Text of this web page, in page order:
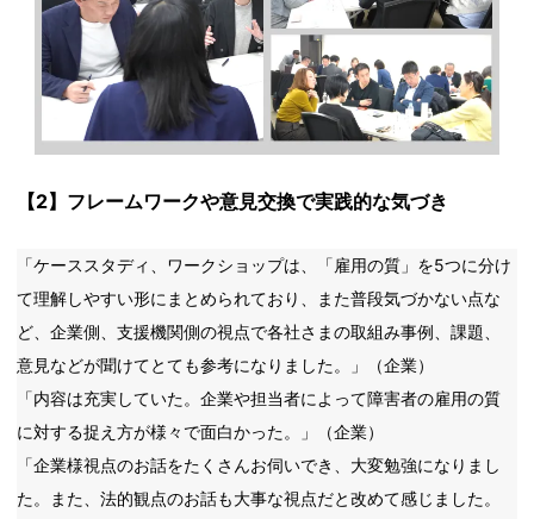
【2】フレームワークや意見交換で実践的な気づき
「ケーススタディ、ワークショップは、「雇用の質」を5つに分け
て理解しやすい形にまとめられており、また普段気づかない点な
ど、企業側、支援機関側の視点で各社さまの取組み事例、課題、
意見などが聞けてとても参考になりました。」（企業）
「内容は充実していた。企業や担当者によって障害者の雇用の質
に対する捉え方が様々で面白かった。」（企業）
「企業様視点のお話をたくさんお伺いでき、大変勉強になりまし
た。また、法的観点のお話も大事な視点だと改めて感じました。